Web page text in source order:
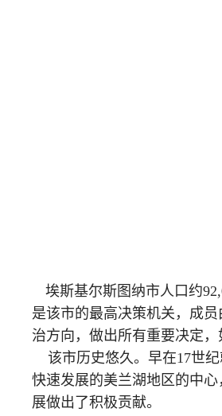
埃斯基尔斯图纳市人口约
是该市的最高决策机关，成
治方向，做出所有重要决定
该市历史悠久。早在17世纪
快速发展的美兰湖地区的中
展做出了积极贡献。